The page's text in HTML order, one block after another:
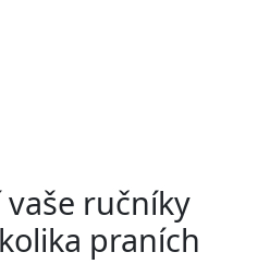
ručníky
praních